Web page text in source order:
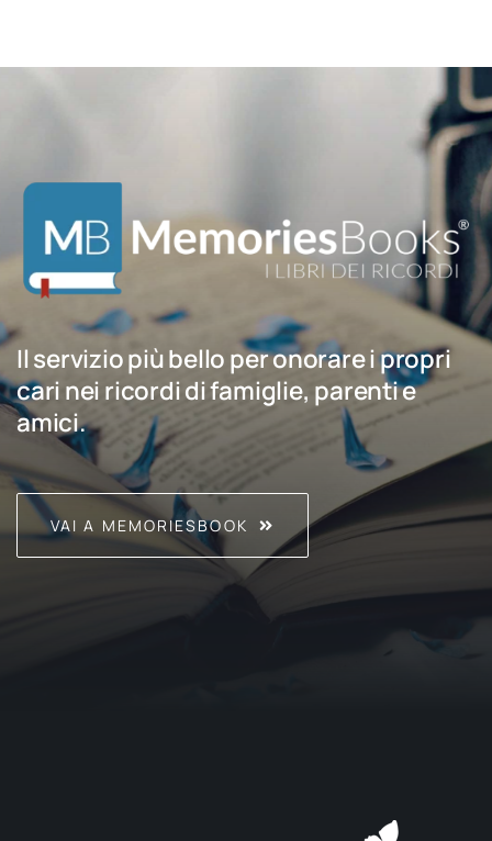
Il servizio più bello per onorare i propri
cari nei ricordi di famiglie, parenti e
amici.
VAI A MEMORIESBOOK